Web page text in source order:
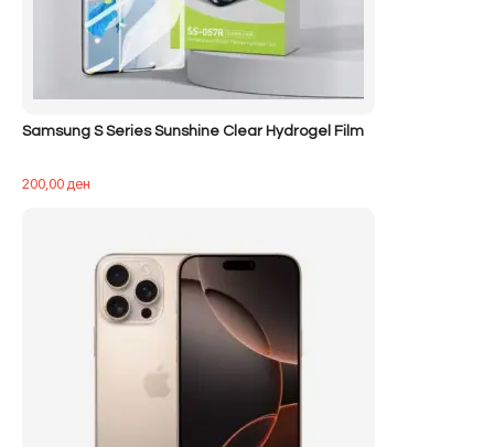
Samsung S Series Sunshine Clear Hydrogel Film
200,00ден